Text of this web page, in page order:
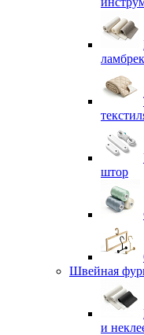
штор
Швейная
и